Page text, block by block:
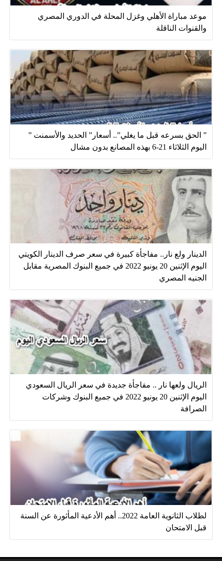
موعد مباراة الأهلي وغزل المحلة في الدوري المصري
والقنوات الناقلة
” الحق بسرعه قبل ما يغلي”.. أسعار” الحديد والأسمنت ”
اليوم الثلاثاء 21-6 بهذه المصانع بدون مشال
الدينار ولع نار.. مفاجأة كبيرة في سعر صرف الدينار الكويتي
اليوم الإثنين 20 يونيو 2022 في جميع البنوك المصرية مقابل
الجنيه المصري
الريال ولعها نار .. مفاجأة جديدة في سعر الريال السعودي
اليوم الإثنين 20 يونيو 2022 في جميع البنوك وشركات
الصرافة
لطلاب الثانوية العامة 2022.. أهم الأدعية المأثورة عن السنة
قبل الامتحان